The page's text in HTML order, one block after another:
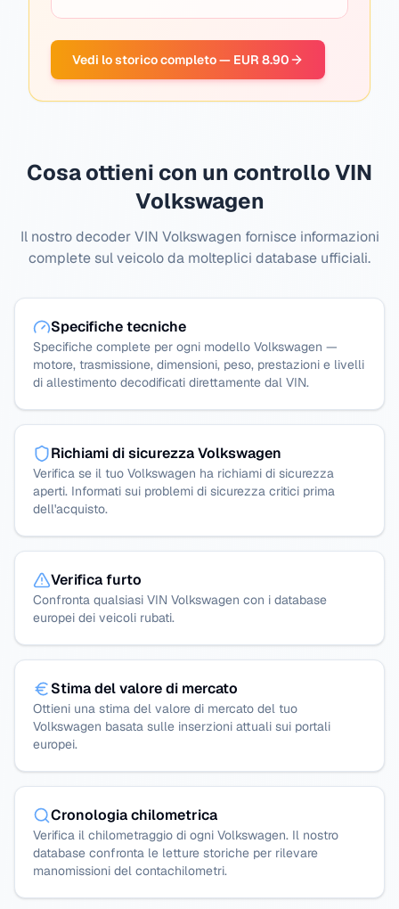
Vedi lo storico completo — EUR 8.90
Cosa ottieni con un controllo VIN
Volkswagen
Il nostro decoder VIN Volkswagen fornisce informazioni
complete sul veicolo da molteplici database ufficiali.
Specifiche tecniche
Specifiche complete per ogni modello Volkswagen —
motore, trasmissione, dimensioni, peso, prestazioni e livelli
di allestimento decodificati direttamente dal VIN.
Richiami di sicurezza Volkswagen
Verifica se il tuo Volkswagen ha richiami di sicurezza
aperti. Informati sui problemi di sicurezza critici prima
dell'acquisto.
Verifica furto
Confronta qualsiasi VIN Volkswagen con i database
europei dei veicoli rubati.
Stima del valore di mercato
Ottieni una stima del valore di mercato del tuo
Volkswagen basata sulle inserzioni attuali sui portali
europei.
Cronologia chilometrica
Verifica il chilometraggio di ogni Volkswagen. Il nostro
database confronta le letture storiche per rilevare
manomissioni del contachilometri.